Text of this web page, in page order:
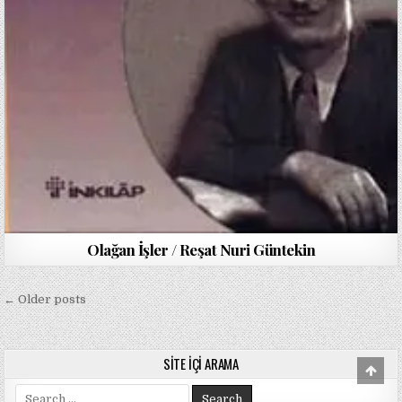
Olağan İşler / Reşat Nuri Güntekin
Yazı
gezinmesi
← Older posts
SITE İÇI ARAMA
to
Top